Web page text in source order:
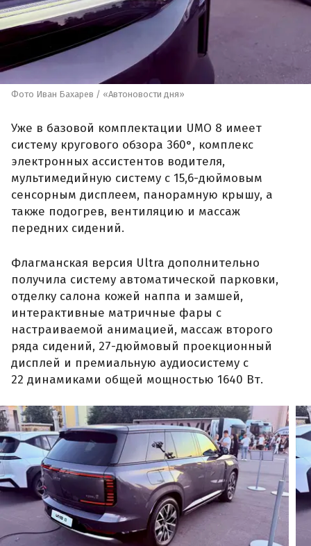
Фото Иван Бахарев / «Автоновости дня»
Уже в базовой комплектации UMO 8 имеет
систему кругового обзора 360°, комплекс
электронных ассистентов водителя,
мультимедийную систему с 15,6-дюймовым
сенсорным дисплеем, панорамную крышу, а
также подогрев, вентиляцию и массаж
передних сидений.
Флагманская версия Ultra дополнительно
получила систему автоматической парковки,
отделку салона кожей наппа и замшей,
интерактивные матричные фары с
настраиваемой анимацией, массаж второго
ряда сидений, 27-дюймовый проекционный
дисплей и премиальную аудиосистему с
22 динамиками общей мощностью 1640 Вт.